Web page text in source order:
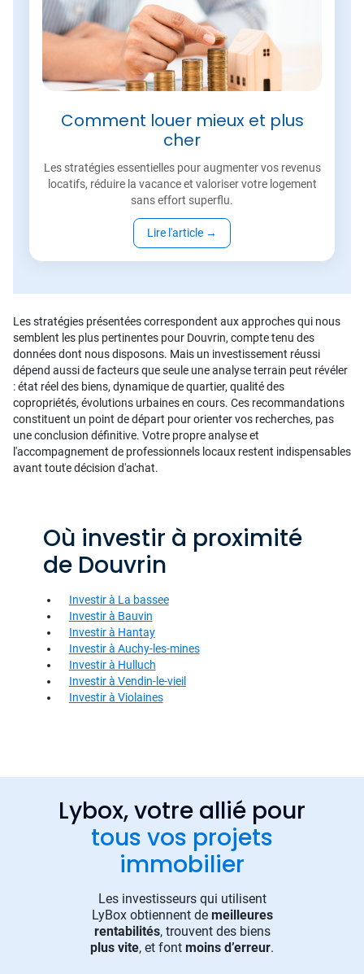
Comment louer mieux et plus
cher
Les stratégies essentielles pour augmenter vos revenus
locatifs, réduire la vacance et valoriser votre logement
sans effort superflu.
Lire l'article →
Les stratégies présentées correspondent aux approches qui nous
semblent les plus pertinentes pour Douvrin, compte tenu des
données dont nous disposons. Mais un investissement réussi
dépend aussi de facteurs que seule une analyse terrain peut révéler
: état réel des biens, dynamique de quartier, qualité des
copropriétés, évolutions urbaines en cours. Ces recommandations
constituent un point de départ pour orienter vos recherches, pas
une conclusion définitive. Votre propre analyse et
l'accompagnement de professionnels locaux restent indispensables
avant toute décision d'achat.
Où investir à proximité
de Douvrin
Investir à La bassee
Investir à Bauvin
Investir à Hantay
Investir à Auchy-les-mines
Investir à Hulluch
Investir à Vendin-le-vieil
Investir à Violaines
Lybox, votre allié pour
tous vos projets
immobilier
Les investisseurs qui utilisent
LyBox obtiennent de meilleures
rentabilités, trouvent des biens
plus vite, et font moins d’erreur.